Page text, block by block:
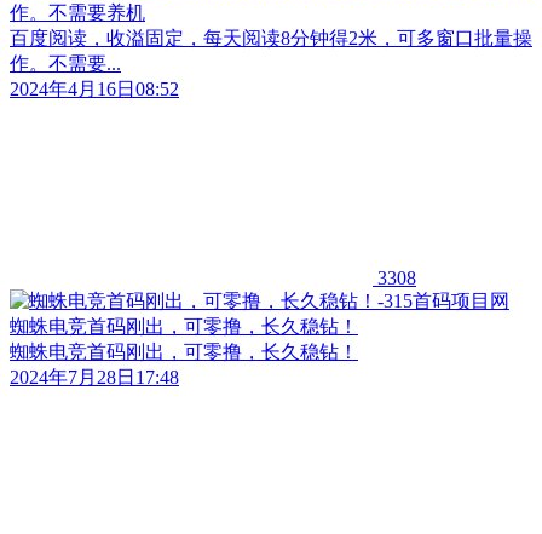
作。不需要养机
百度阅读，收溢固定，每天阅读8分钟得2米，可多窗口批量操
作。不需要...
2024年4月16日08:52
3308
蜘蛛电竞首码刚出，可零撸，长久稳钻！
蜘蛛电竞首码刚出，可零撸，长久稳钻！
2024年7月28日17:48